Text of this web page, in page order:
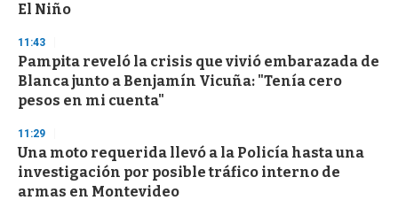
El Niño
11:43
Pampita reveló la crisis que vivió embarazada de
Blanca junto a Benjamín Vicuña: "Tenía cero
pesos en mi cuenta"
11:29
Una moto requerida llevó a la Policía hasta una
investigación por posible tráfico interno de
armas en Montevideo